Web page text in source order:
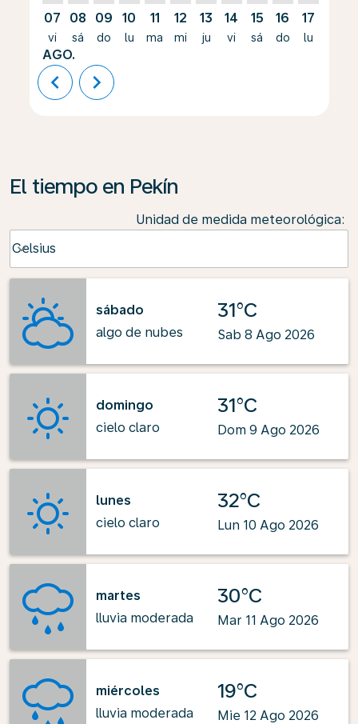
07
vi
AGO.
08
sá
09
do
10
lu
11
ma
12
mi
13
ju
14
vi
15
sá
16
do
17
lu
chevron_left chevron_right
El tiempo en Pekín
Unidad de medida meteorológica:
Celsius
keyboard_arrow_down
sábado
algo de nubes
31°C
Sab 8 Ago 2026
domingo
cielo claro
31°C
Dom 9 Ago 2026
lunes
cielo claro
32°C
Lun 10 Ago 2026
martes
lluvia moderada
30°C
Mar 11 Ago 2026
miércoles
lluvia moderada
19°C
Mie 12 Ago 2026